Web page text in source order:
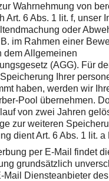
Wahrnehmung von
Art. 6 Abs. 1 lit. f, unser
oder
im Rahmen einer
dem Allgemeinen
(AGG). Für
Ihrer
haben, werden wir
Pool übernehmen.
von zwei Jahren
zur weiteren
dient Art. 6 Abs. 1 lit. a
per E-Mail findet
grundsätzlich
Mail Diensteanbieter